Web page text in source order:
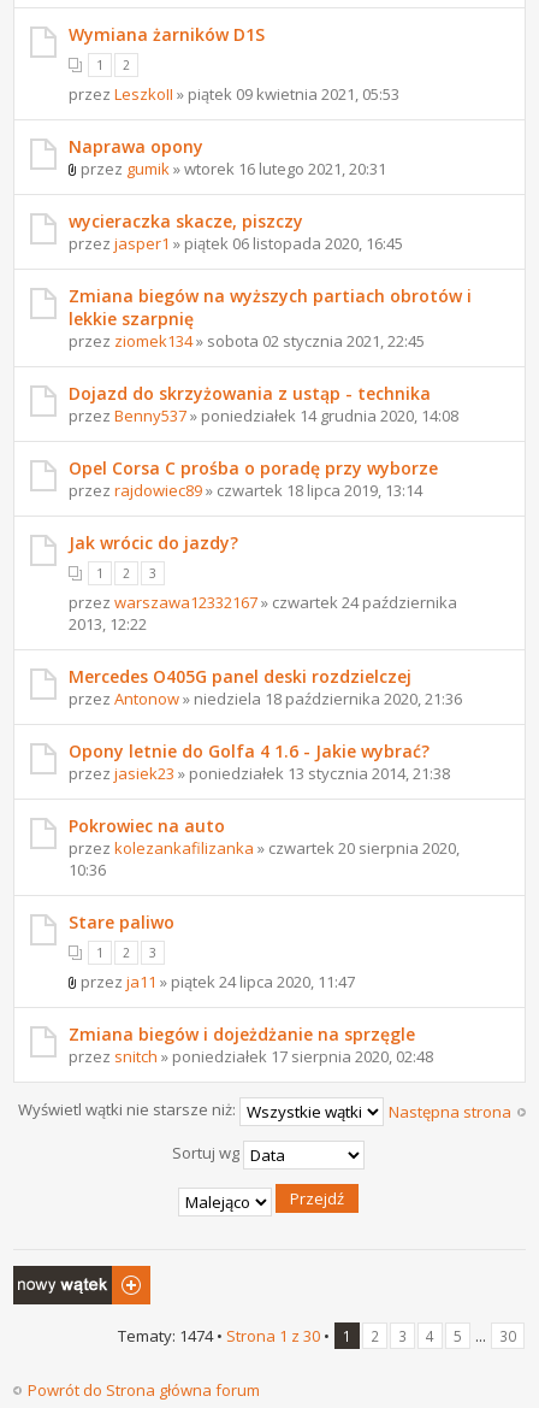
Wymiana żarników D1S
1 2
przezLeszkoII » piątek 09 kwietnia 2021, 05:53
Naprawa opony
przez gumik » wtorek 16 lutego 2021, 20:31
wycieraczka skacze, piszczy
przezjasper1 » piątek 06 listopada 2020, 16:45
Zmiana biegów na wyższych partiach obrotów i
lekkie szarpnię
przez ziomek134» sobota 02 stycznia 2021, 22:45
Dojazd do skrzyżowania z ustąp - technika
przezBenny537» poniedziałek 14 grudnia 2020, 14:08
Opel Corsa C prośba o poradę przy wyborze
przezrajdowiec89» czwartek 18 lipca 2019, 13:14
Jak wrócic do jazdy?
1 2 3
przezwarszawa12332167» czwartek 24 października
2013, 12:22
Mercedes O405G panel deski rozdzielczej
przezAntonow» niedziela 18 października 2020, 21:36
Opony letnie do Golfa 4 1.6 - Jakie wybrać?
przezjasiek23 » poniedziałek 13 stycznia 2014, 21:38
Pokrowiec na auto
przezkolezankafilizanka » czwartek 20 sierpnia 2020,
10:36
Stare paliwo
1 2 3
przezja11 » piątek 24 lipca 2020, 11:47
Zmiana biegów i dojeżdżanie na sprzęgle
przez snitch » poniedziałek 17 sierpnia 2020, 02:48
Następna strona
Wyświetl wątki nie starsze niż:
Sortuj wg
Napisz wątek
Tematy: 1474 • Strona 1 z 30• 1 2 3 4 5 ... 30
Powrót do Strona główna forum